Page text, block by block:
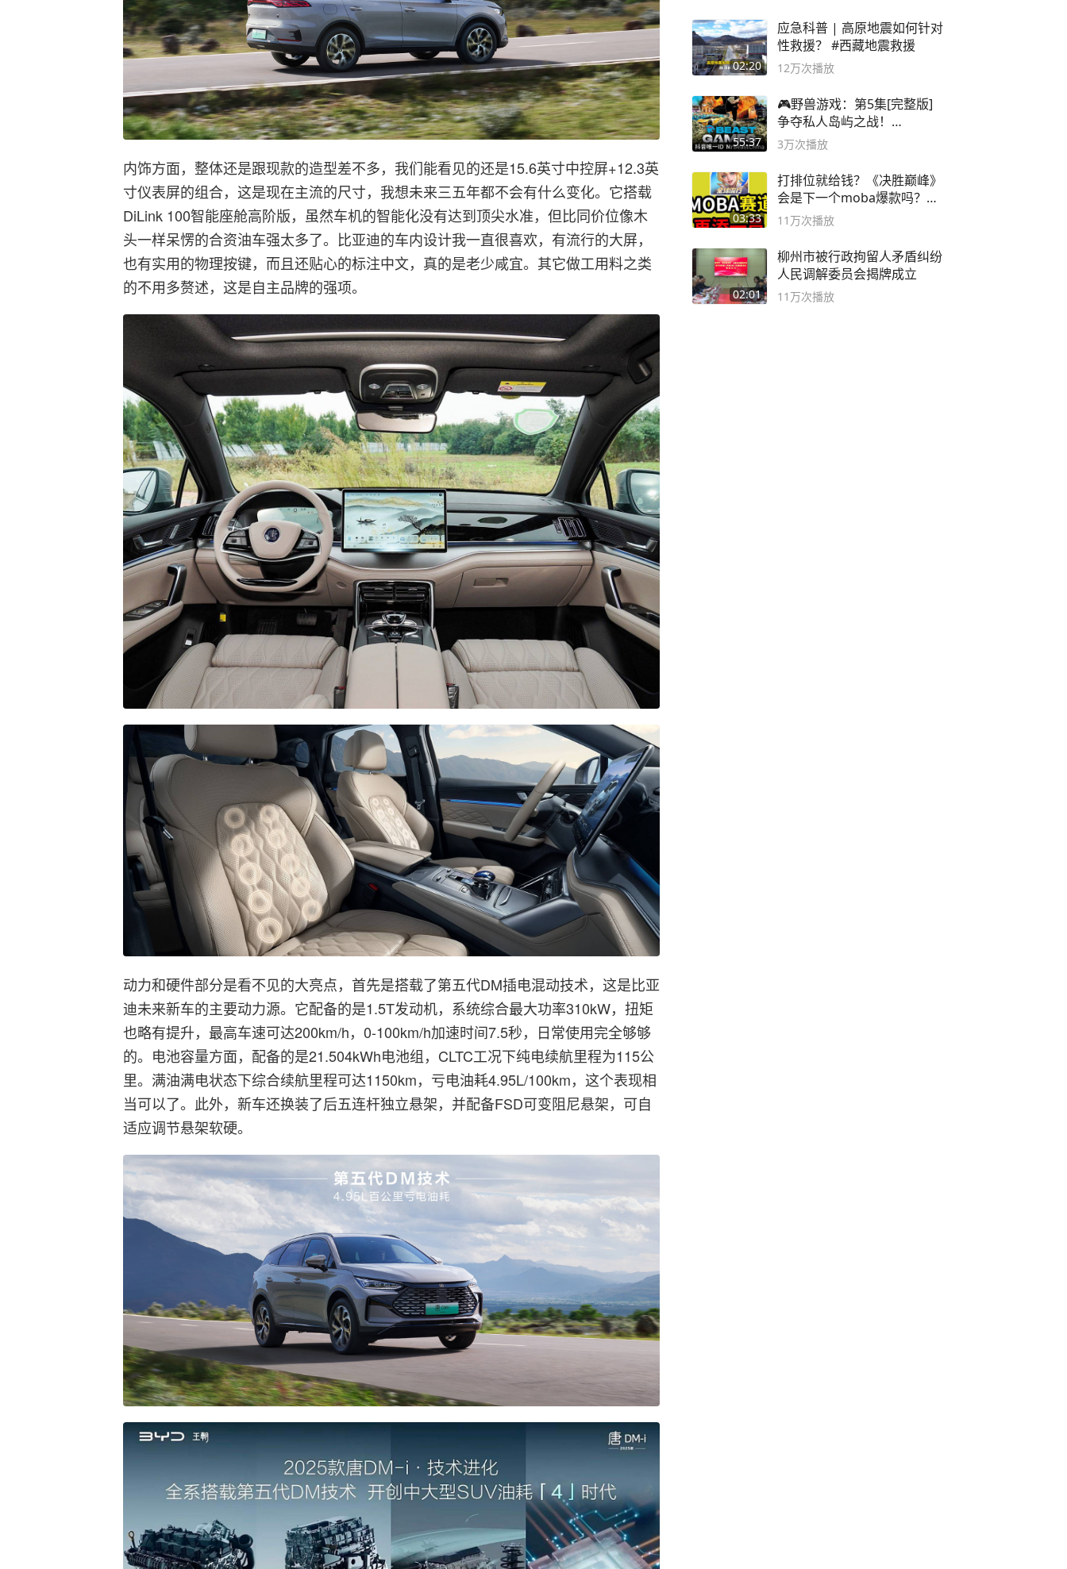
内饰方面，整体还是跟现款的造型差不多，我们能看见的还是15.6英寸中控屏+12.3英
寸仪表屏的组合，这是现在主流的尺寸，我想未来三五年都不会有什么变化。它搭载
DiLink 100智能座舱高阶版，虽然车机的智能化没有达到顶尖水准，但比同价位像木
头一样呆愣的合资油车强太多了。比亚迪的车内设计我一直很喜欢，有流行的大屏，
也有实用的物理按键，而且还贴心的标注中文，真的是老少咸宜。其它做工用料之类
的不用多赘述，这是自主品牌的强项。
动力和硬件部分是看不见的大亮点，首先是搭载了第五代DM插电混动技术，这是比亚
迪未来新车的主要动力源。它配备的是1.5T发动机，系统综合最大功率310kW，扭矩
也略有提升，最高车速可达200km/h，0-100km/h加速时间7.5秒，日常使用完全够够
的。电池容量方面，配备的是21.504kWh电池组，CLTC工况下纯电续航里程为115公
里。满油满电状态下综合续航里程可达1150km，亏电油耗4.95L/100km，这个表现相
当可以了。此外，新车还换装了后五连杆独立悬架，并配备FSD可变阻尼悬架，可自
适应调节悬架软硬。
02:20
应急科普 | 高原地震如何针对
性救援？ #西藏地震救援
12万次播放
55:37
🎮野兽游戏：第5集[完整版]
争夺私人岛屿之战！
#MrBeastChina
3万次播放
03:33
打排位就给钱？《决胜巅峰》
会是下一个moba爆款吗？#
决胜巅峰
11万次播放
02:01
柳州市被行政拘留人矛盾纠纷
人民调解委员会揭牌成立
11万次播放